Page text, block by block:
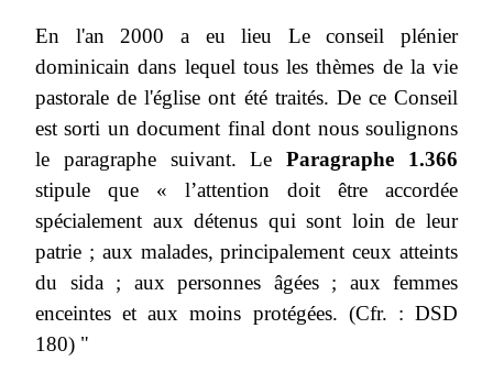
En l'an 2000 a eu lieu Le conseil plénier
dominicain dans lequel tous les thèmes de la vie
pastorale de l'église ont été traités. De ce Conseil
est sorti un document final dont nous soulignons
le paragraphe suivant. LeParagraphe 1.366
stipule que « l’attention doit être accordée
spécialement aux détenus qui sont loin de leur
patrie ; aux malades, principalement ceux atteints
du sida ; aux personnes âgées ; aux femmes
enceintes et aux moins protégées. (Cfr. : DSD
180) "